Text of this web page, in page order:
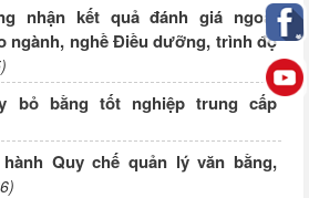
nhận kết quả đánh giá ngoài
ngành, nghề Điều dưỡng, trình độ
bỏ bằng tốt nghiệp trung cấp
Quy chế quản lý văn bằng,